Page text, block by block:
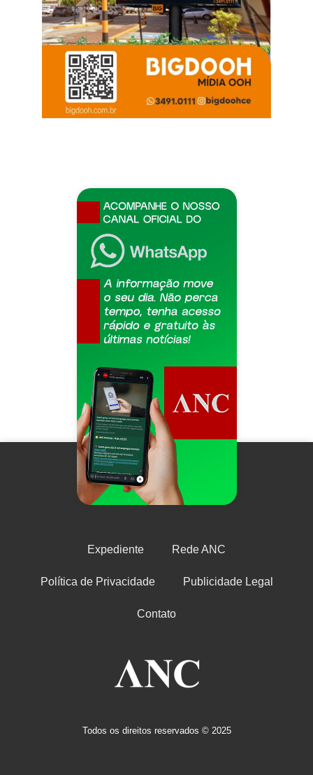
Expediente Rede ANC
Política de Privacidade Publicidade Legal
Contato
Todos os direitos reservados © 2025